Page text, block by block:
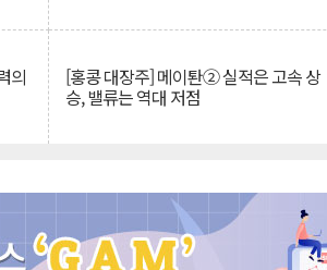
의 [홍콩 대장주] 메이퇀② 실적은 고속 상
승, 밸류는 역대 저점